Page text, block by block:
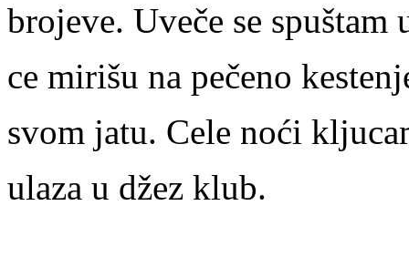
brojeve. Uveče se
ce mirišu na pečeno
svom jatu. Cele noći
ulaza u džez klub.